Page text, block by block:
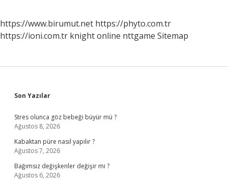
https://www.birumut.net https://phyto.com.tr
https://ioni.com.tr knight online nttgame Sitemap
Sidebar
Son Yazılar
Stres olunca göz bebeği büyür mü ?
Ağustos 8, 2026
Kabaktan püre nasıl yapılır ?
Ağustos 7, 2026
Bağımsız değişkenler değişir mi ?
Ağustos 6, 2026